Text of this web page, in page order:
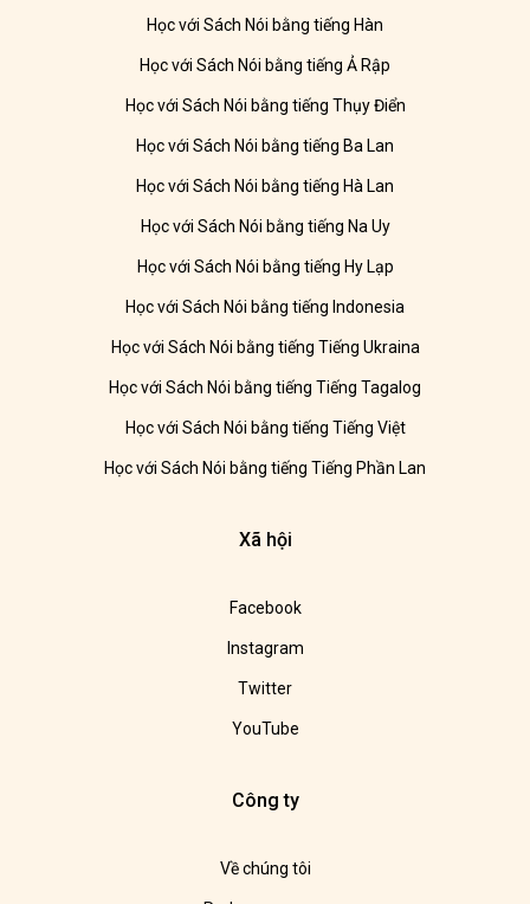
Học với Sách Nói bằng tiếng Hàn
Học với Sách Nói bằng tiếng Ả Rập
Học với Sách Nói bằng tiếng Thụy Điển
Học với Sách Nói bằng tiếng Ba Lan
Học với Sách Nói bằng tiếng Hà Lan
Học với Sách Nói bằng tiếng Na Uy
Học với Sách Nói bằng tiếng Hy Lạp
Học với Sách Nói bằng tiếng Indonesia
Học với Sách Nói bằng tiếng Tiếng Ukraina
Học với Sách Nói bằng tiếng Tiếng Tagalog
Học với Sách Nói bằng tiếng Tiếng Việt
Học với Sách Nói bằng tiếng Tiếng Phần Lan
Xã hội
Facebook
Instagram
Twitter
YouTube
Công ty
Về chúng tôi